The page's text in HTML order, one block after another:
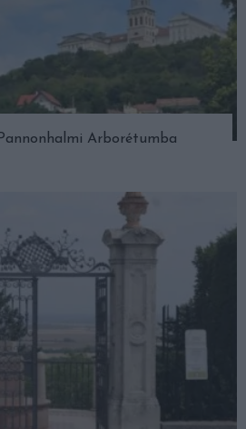
Arborétumba